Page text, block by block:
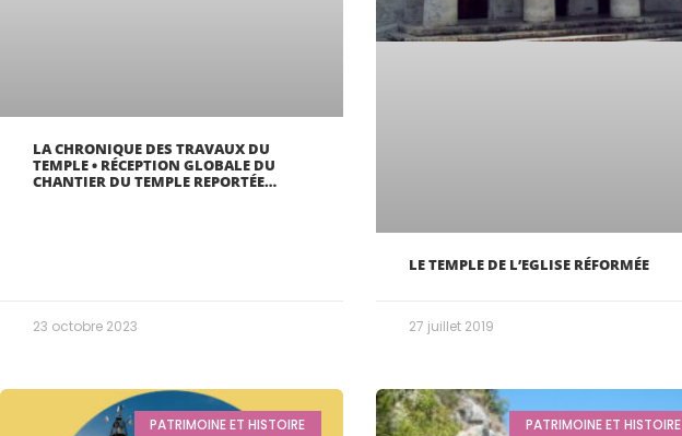
LA CHRONIQUE DES TRAVAUX DU
TEMPLE • RÉCEPTION GLOBALE DU
CHANTIER DU TEMPLE REPORTÉE…
23 octobre 2023
LE TEMPLE DE L’EGLISE RÉFORMÉE
27 juillet 2019
PATRIMOINE ET HISTOIRE PATRIMOINE ET HISTOIRE